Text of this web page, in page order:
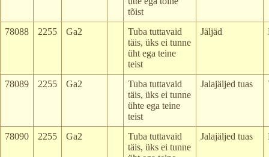
tõist
78088 2255 Ga2
Tuba tuttavaid
täis, üks ei tunne
üht ega teine
teist
Jäljäd
78089 2255 Ga2
Tuba tuttavaid
täis, üks ei tunne
ühte ega teine
teist
Jalajäljed tuas
78090 2255 Ga2
Tuba tuttavaid
täis, üks ei tunne
Jalajäljed tuas